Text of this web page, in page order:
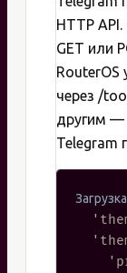
HTTP
GET или
RouterOS
через /
другим —
Telegram